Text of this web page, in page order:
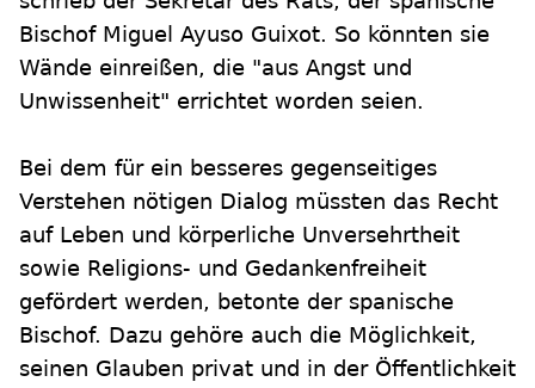
Bischof Miguel Ayuso Guixot. So könnten sie
Wände einreißen, die "aus Angst und
Unwissenheit" errichtet worden seien.
Bei dem für ein besseres gegenseitiges
Verstehen nötigen Dialog müssten das Recht
auf Leben und körperliche Unversehrtheit
sowie Religions- und Gedankenfreiheit
gefördert werden, betonte der spanische
Bischof. Dazu gehöre auch die Möglichkeit,
seinen Glauben privat und in der Öffentlichkeit